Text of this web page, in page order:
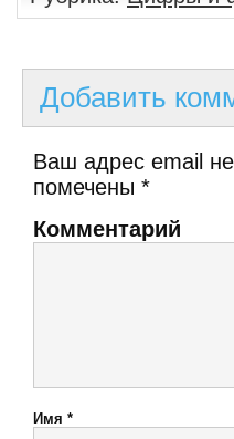
Добавить
Ваш адрес email
помечены *
Комментарий
Имя *